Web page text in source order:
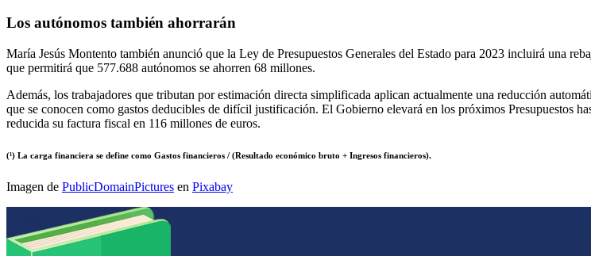
Los autónomos también ahorrarán
María Jesús Montento también anunció que la Ley de Presupuestos Generales del Estado para 2023 incluirá una
que permitirá que 577.688 autónomos se ahorren 68 millones.
Además, los trabajadores que tributan por estimación directa simplificada aplican actualmente una reducción
que se conocen como gastos deducibles de difícil justificación. El Gobierno elevará en los próximos Presupuestos
reducida su factura fiscal en 116 millones de euros.
(¹) La carga financiera se define como Gastos financieros / (Resultado económico bruto + Ingresos financieros).
Imagen de PublicDomainPictures en Pixabay